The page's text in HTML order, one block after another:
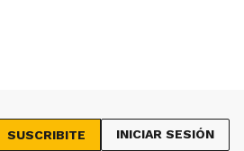
SUSCRIBITE INICIAR SESIÓN